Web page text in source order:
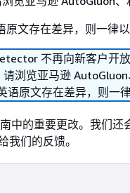
文存在差异，则一律以
不再向新客户开
浏览亚马逊 AutoGluon
原文存在差异，则一
中的重要更改。我们还
们的反馈。